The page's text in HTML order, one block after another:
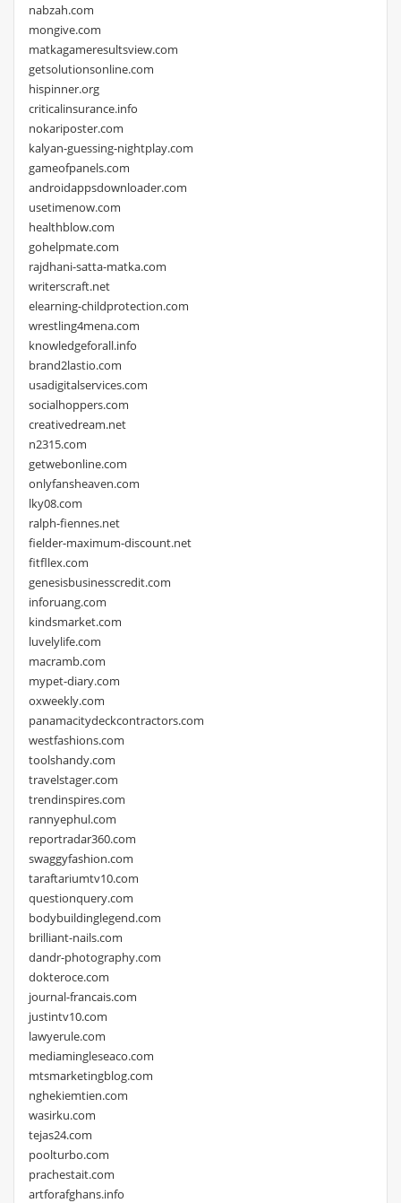
nabzah.com
mongive.com
matkagameresultsview.com
getsolutionsonline.com
hispinner.org
criticalinsurance.info
nokariposter.com
kalyan-guessing-nightplay.com
gameofpanels.com
androidappsdownloader.com
usetimenow.com
healthblow.com
gohelpmate.com
rajdhani-satta-matka.com
writerscraft.net
elearning-childprotection.com
wrestling4mena.com
knowledgeforall.info
brand2lastio.com
usadigitalservices.com
socialhoppers.com
creativedream.net
n2315.com
getwebonline.com
onlyfansheaven.com
lky08.com
ralph-fiennes.net
fielder-maximum-discount.net
fitfllex.com
genesisbusinesscredit.com
inforuang.com
kindsmarket.com
luvelylife.com
macramb.com
mypet-diary.com
oxweekly.com
panamacitydeckcontractors.com
westfashions.com
toolshandy.com
travelstager.com
trendinspires.com
rannyephul.com
reportradar360.com
swaggyfashion.com
taraftariumtv10.com
questionquery.com
bodybuildinglegend.com
brilliant-nails.com
dandr-photography.com
dokteroce.com
journal-francais.com
justintv10.com
lawyerule.com
mediamingleseaco.com
mtsmarketingblog.com
nghekiemtien.com
wasirku.com
tejas24.com
poolturbo.com
prachestait.com
artforafghans.info